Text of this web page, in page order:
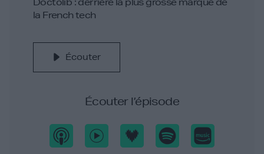
la French tech
Écouter
Écouter l’épisode